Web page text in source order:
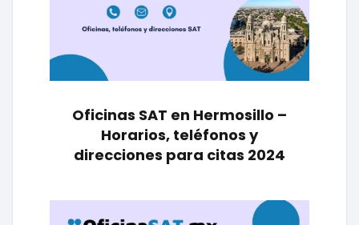
Oficinas SAT en Hermosillo –
Horarios, teléfonos y
direcciones para citas 2024